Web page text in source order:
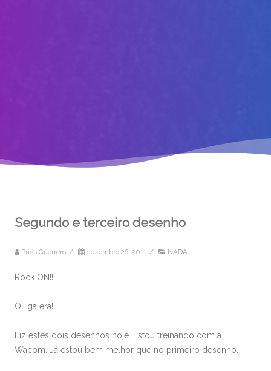
Segundo e terceiro desenho
Priss Guerrero / dezembro 26, 2011 / NADA
Rock ON!!
Oi, galera!!!
Fiz estes dois desenhos hoje. Estou treinando com a
Wacom. Já estou bem melhor que no primeiro desenho.